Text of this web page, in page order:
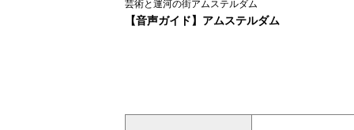
芸術と運河の街アムステルダム
【音声ガイド】アムステルダム